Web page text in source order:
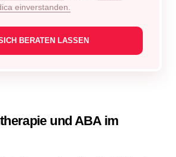
einverstanden.
und ABA im